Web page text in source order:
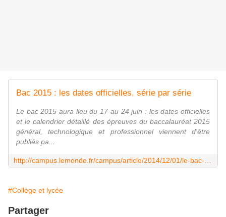
Bac 2015 : les dates officielles, série par série
Le bac 2015 aura lieu du 17 au 24 juin : les dates officielles
et le calendrier détaillé des épreuves du baccalauréat 2015
général, technologique et professionnel viennent d'être
publiés pa...
#Collège et lycée
Partager